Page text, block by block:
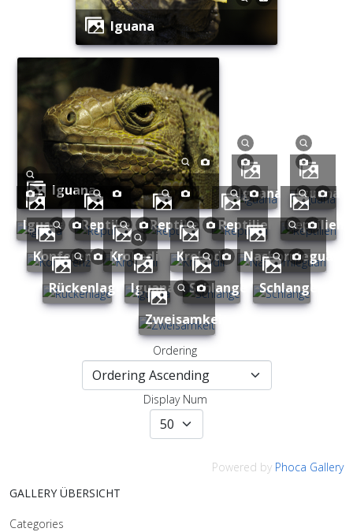
Iguana
Iguana Iguana
Iguana
Iguana
Reptilien Reptilien Reptilien
Reptilien
Konferenz
Krokodil Krokodil
Nashornleguan
Rückenlage
Iguana Schlange
Schlange
Zweisamkeit
Ordering
Display Num
Powered by Phoca Gallery
GALLERY ÜBERSICHT
Categories